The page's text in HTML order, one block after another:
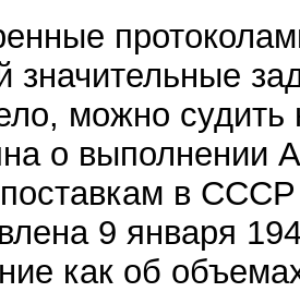
значительные
можно
о выполнении
в СССР
9 января
как об